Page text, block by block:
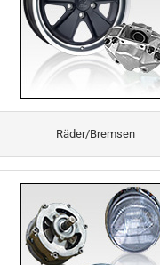
Räder/Bremsen